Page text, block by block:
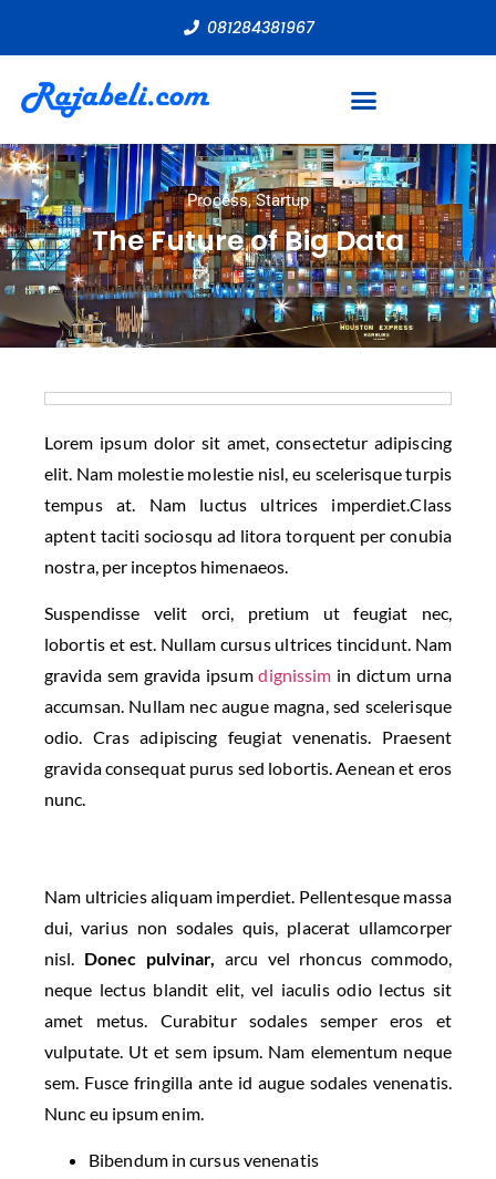
081284381967
Process,Startup
The Future of Big Data
Lorem ipsum dolor sit amet, consectetur adipiscing
elit. Nam molestie molestie nisl, eu scelerisque turpis
tempus at. Nam luctus ultrices imperdiet.Class
aptent taciti sociosqu ad litora torquent per conubia
nostra, per inceptos himenaeos.
Suspendisse velit orci, pretium ut feugiat nec,
lobortis et est. Nullam cursus ultrices tincidunt. Nam
gravida sem gravida ipsumdignissim in dictum urna
accumsan. Nullam nec augue magna, sed scelerisque
odio. Cras adipiscing feugiat venenatis. Praesent
gravida consequat purus sed lobortis. Aenean et eros
nunc.
Nam ultricies aliquam imperdiet. Pellentesque massa
dui, varius non sodales quis, placerat ullamcorper
nisl. Donec pulvinar, arcu vel rhoncus commodo,
neque lectus blandit elit, vel iaculis odio lectus sit
amet metus. Curabitur sodales semper eros et
vulputate. Ut et sem ipsum. Nam elementum neque
sem. Fusce fringilla ante id augue sodales venenatis.
Nunc eu ipsum enim.
Bibendum in cursus venenatis